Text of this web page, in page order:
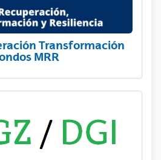
Transformación
MRR